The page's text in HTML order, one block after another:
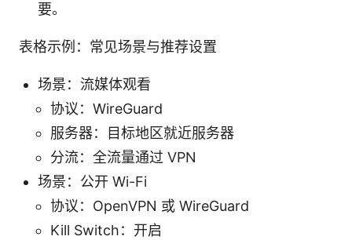
要。
表格示例：常见场景与推荐设置
场景：流媒体观看
协议：WireGuard
服务器：目标地区就近服务器
分流：全流量通过 VPN
场景：公开 Wi-Fi
协议：OpenVPN 或 WireGuard
Kill Switch：开启